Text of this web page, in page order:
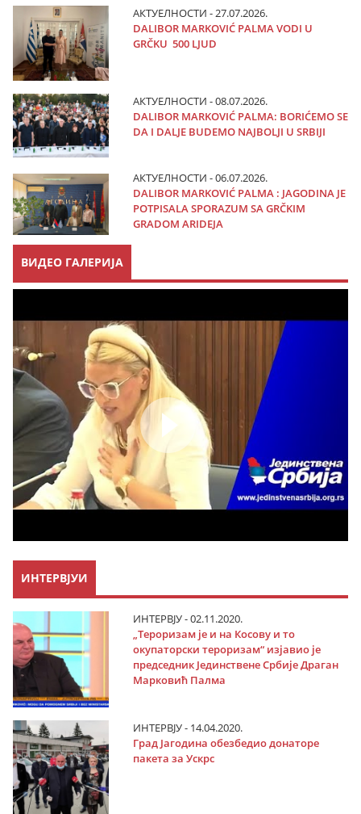
АКТУЕЛНОСТИ - 27.07.2026.
DALIBOR MARKOVIĆ PALMA VODI U
GRČKU 500 LJUD
АКТУЕЛНОСТИ - 08.07.2026.
DALIBOR MARKOVIĆ PALMA: BORIĆEMO SE
DA I DALJE BUDEMO NAJBOLJI U SRBIJI
АКТУЕЛНОСТИ - 06.07.2026.
DALIBOR MARKOVIĆ PALMA : JAGODINA JE
POTPISALA SPORAZUM SA GRČKIM
GRADOM ARIDEJA
ВИДЕО ГАЛЕРИЈА
ИНТЕРВЈУИ
ИНТЕРВЈУ - 02.11.2020.
„Тероризам је и на Косову и то
окупаторски тероризам“ изјавио је
председник Јединствене Србије Драган
Марковић Палма
ИНТЕРВЈУ - 14.04.2020.
Град Јагодина обезбедио донаторе
пакета за Ускрс